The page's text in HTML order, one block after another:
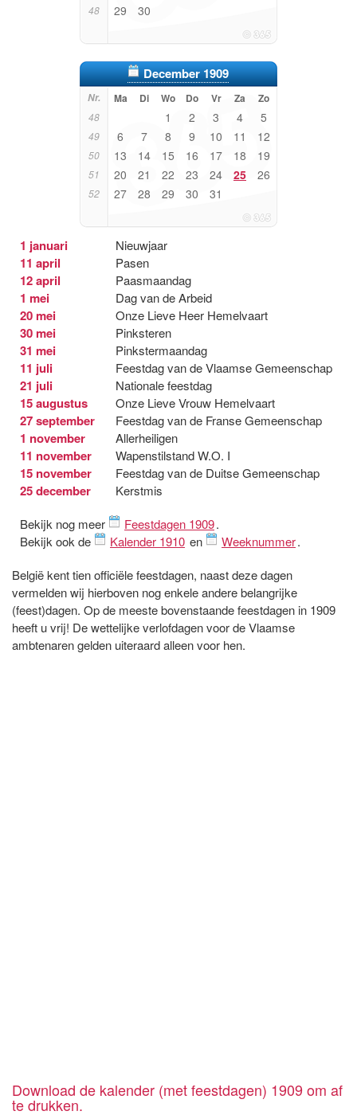
48 29 30
December 1909
Nr. Ma Di Wo Do Vr Za Zo
48 1 2 3 4 5
49 6 7 8 9 10 11 12
50 13 14 15 16 17 18 19
51 20 21 22 23 24 25 26
52 27 28 29 30 31
1 januari Nieuwjaar
11 april Pasen
12 april Paasmaandag
1 mei Dag van de Arbeid
20 mei Onze Lieve Heer Hemelvaart
30 mei Pinksteren
31 mei Pinkstermaandag
11 juli Feestdag van de Vlaamse Gemeenschap
21 juli Nationale feestdag
15 augustus Onze Lieve Vrouw Hemelvaart
27 september Feestdag van de Franse Gemeenschap
1 november Allerheiligen
11 november Wapenstilstand W.O. I
15 november Feestdag van de Duitse Gemeenschap
25 december
Kerstmis
Bekijk nog meer
Feestdagen 1909.
Bekijk ook de
Kalender 1910 en Weeknummer.
België kent tien officiële feestdagen, naast deze dagen
vermelden wij hierboven nog enkele andere belangrijke
(feest)dagen. Op de meeste bovenstaande feestdagen in 1909
heeft u vrij! De wettelijke verlofdagen voor de Vlaamse
ambtenaren gelden uiteraard alleen voor hen.
Download de kalender (met feestdagen) 1909 om af
te drukken.